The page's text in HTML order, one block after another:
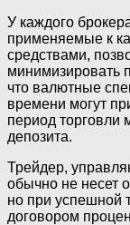
У каждого
применяемые к
средствами,
минимизировать
что валютные
времени могут
период торговли
депозита.
Трейдер,
обычно не несет
но при успешной
договором